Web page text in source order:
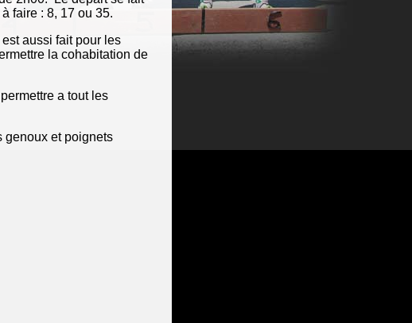
faire : 8, 17 ou 35.
aussi fait pour les
la cohabitation de
a tout les
genoux et poignets